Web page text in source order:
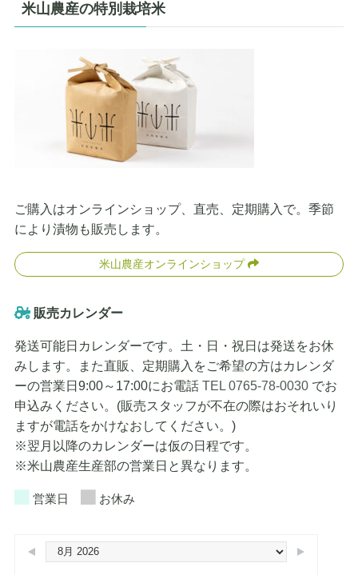
米山農産の特別栽培米
ご購入はオンラインショップ、直売、定期購入で。季節
により漬物も販売します。
米山農産オンラインショップ
販売カレンダー
発送可能日カレンダーです。土・日・祝日は発送をお休
みします。また直販、定期購入をご希望の方はカレンダ
ーの営業日9:00～17:00にお電話 TEL 0765-78-0030でお
申込みください。(販売スタッフが不在の際はおそれいり
ますが電話をかけなおしてください。)
※翌月以降のカレンダーは仮の日程です。
※米山農産生産部の営業日と異なります。
営業日 お休み